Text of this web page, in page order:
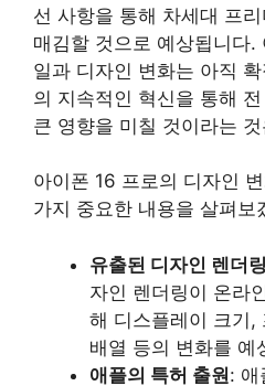
선 사항을 통해 차세대 프
매김할 것으로 예상됩니다.
일과 디자인 변화는 아직
의 지속적인 혁신을 통해
큰 영향을 미칠 것이라는
아이폰 16 프로의 디자인
가지 중요한 내용을 살펴보
유출된 디자인 렌더링
자인 렌더링이 온라
해 디스플레이 크기,
배열 등의 변화를 예
애플의 특허 출원: 애